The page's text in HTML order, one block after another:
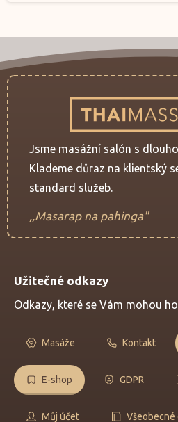
Jsme masážní salón s
Klademe důraz na klientský
standard služeb.
,,Masarap na pahinga"
Užitečné odkazy
Odkazy, které se Vám mohou
Masáže Kontakt
E-shop GDPR
Můj účet Všeobecné